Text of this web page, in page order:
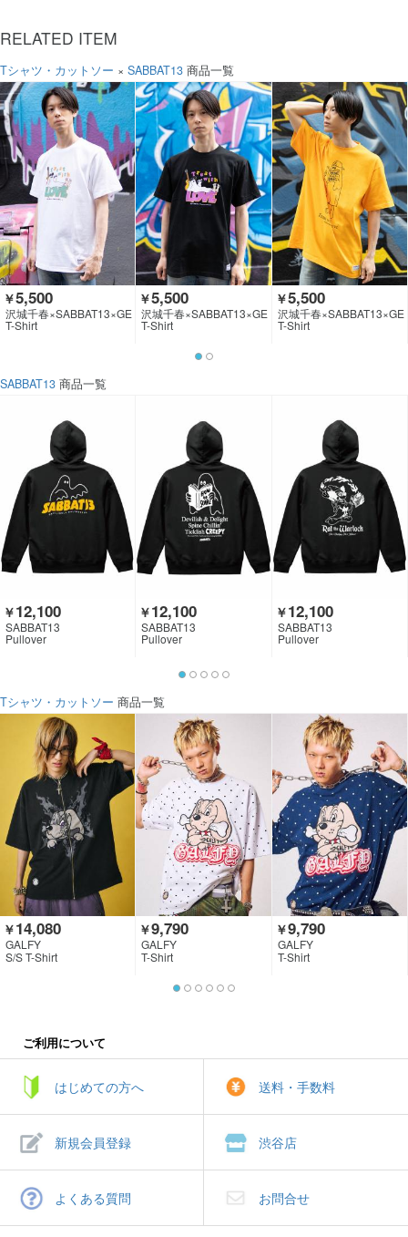
RELATED ITEM
Tシャツ・カットソー × SABBAT13 商品一覧
￥5,500
沢城千春×SABBAT13×GE
KIROCK CLOTHING
T-Shirt
￥5,500
沢城千春×SABBAT13×GE
KIROCK CLOTHING
T-Shirt
￥5,500
沢城千春×SABBAT13×GE
KIROCK CLOTHING
T-Shirt
SABBAT13 商品一覧
￥12,100
SABBAT13
Pullover
￥12,100
SABBAT13
Pullover
￥12,100
SABBAT13
Pullover
Tシャツ・カットソー 商品一覧
￥14,080
GALFY
S/S T-Shirt
￥9,790
GALFY
T-Shirt
￥9,790
GALFY
T-Shirt
ご利用について
はじめての方へ 送料・手数料
新規会員登録 渋谷店
よくある質問 お問合せ